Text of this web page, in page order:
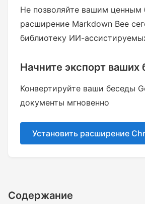
Не позволяйте вашим ценным
расширение Markdown Bee
библиотеку ИИ-
Начните экспорт ваших
Конвертируйте ваши беседы
документы мгновенно
Установить расширение
Содержание